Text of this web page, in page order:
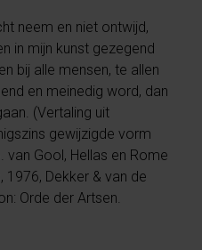
neem en niet ontwijd,
in mijn kunst gezegend
bij alle mensen, te allen
en meinedig word, dan
(Vertaling uit
gewijzigde vorm
van Gool, Hellas en Rome
Dekker & van de
Orde der Artsen.